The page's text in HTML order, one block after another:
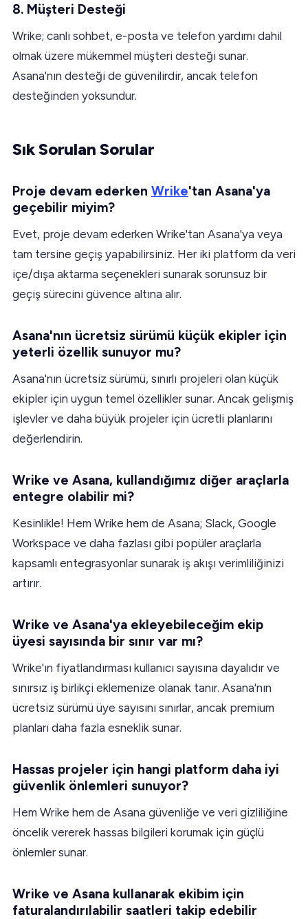
8. Müşteri Desteği
Wrike; canlı sohbet, e-posta ve telefon yardımı dahil
olmak üzere mükemmel müşteri desteği sunar.
Asana'nın desteği de güvenilirdir, ancak telefon
desteğinden yoksundur.
Sık Sorulan Sorular
Proje devam ederken Wrike'tan Asana'ya
geçebilir miyim?
Evet, proje devam ederken Wrike'tan Asana'ya veya
tam tersine geçiş yapabilirsiniz. Her iki platform da veri
içe/dışa aktarma seçenekleri sunarak sorunsuz bir
geçiş sürecini güvence altına alır.
Asana'nın ücretsiz sürümü küçük ekipler için
yeterli özellik sunuyor mu?
Asana'nın ücretsiz sürümü, sınırlı projeleri olan küçük
ekipler için uygun temel özellikler sunar. Ancak gelişmiş
işlevler ve daha büyük projeler için ücretli planlarını
değerlendirin.
Wrike ve Asana, kullandığımız diğer araçlarla
entegre olabilir mi?
Kesinlikle! Hem Wrike hem de Asana; Slack, Google
Workspace ve daha fazlası gibi popüler araçlarla
kapsamlı entegrasyonlar sunarak iş akışı verimliliğinizi
artırır.
Wrike ve Asana'ya ekleyebileceğim ekip
üyesi sayısında bir sınır var mı?
Wrike'ın fiyatlandırması kullanıcı sayısına dayalıdır ve
sınırsız iş birlikçi eklemenize olanak tanır. Asana'nın
ücretsiz sürümü üye sayısını sınırlar, ancak premium
planları daha fazla esneklik sunar.
Hassas projeler için hangi platform daha iyi
güvenlik önlemleri sunuyor?
Hem Wrike hem de Asana güvenliğe ve veri gizliliğine
öncelik vererek hassas bilgileri korumak için güçlü
önlemler sunar.
Wrike ve Asana kullanarak ekibim için
faturalandırılabilir saatleri takip edebilir